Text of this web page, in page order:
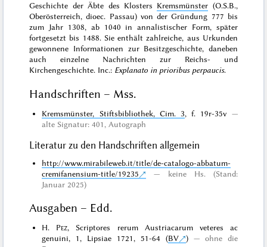
Geschichte der Äbte des Klosters Kremsmünster (O.S.B.,
Oberösterreich, dioec. Passau) von der Gründung 777 bis
zum Jahr 1308, ab 1040 in annalistischer Form, später
fortgesetzt bis 1488. Sie enthält zahlreiche, aus Urkunden
gewonnene Informationen zur Besitzgeschichte, daneben
auch einzelne Nachrichten zur Reichs- und
Kirchengeschichte. Inc.: Explanato in prioribus perpaucis.
Handschriften – Mss.
Kremsmünster, Stiftsbibliothek, Cim. 3, f. 19r-35v
alte Signatur: 401, Autograph
Literatur zu den Handschriften allgemein
http://www.mirabileweb.it/title/de-catalogo-abbatum-
cremifanensium-title/19235
keine Hs. (Stand:
Januar 2025)
Ausgaben – Edd.
H. Pez, Scriptores rerum Austriacarum veteres ac
genuini, 1, Lipsiae 1721, 51-64 (BV )
ohne die